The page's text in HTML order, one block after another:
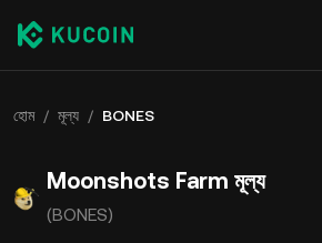
হোম / মূল্য / BONES
Moonshots Farm মূল্য
(BONES)